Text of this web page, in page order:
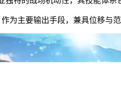
作为主要输出手段，兼具位移与